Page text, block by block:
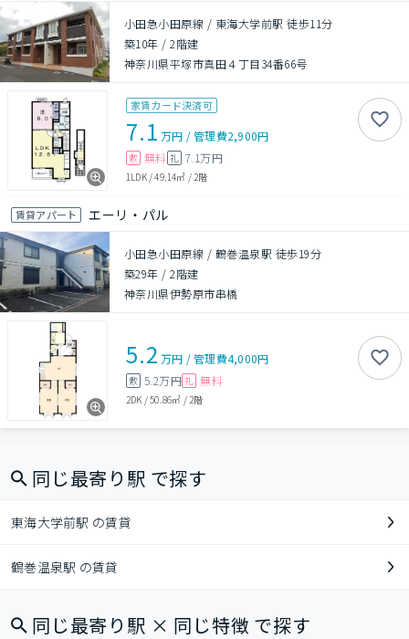
小田急小田原線 / 東海大学前駅 徒歩11分
築10年 /2階建
神奈川県平塚市真田４丁目34番66号
家賃カード決済可
7.1 万円 /管理費2,900円
敷 無料 礼 7.1万円
1LDK/49.14㎡ /2階
賃貸アパート エーリ・パル
小田急小田原線 / 鶴巻温泉駅 徒歩19分
築29年 /2階建
神奈川県伊勢原市串橋
5.2 万円 /管理費4,000円
敷 5.2万円 礼 無料
2DK /50.86㎡ / 2階
同じ最寄り駅 で探す
東海大学前駅 の賃貸
鶴巻温泉駅 の賃貸
同じ最寄り駅 × 同じ特徴 で探す